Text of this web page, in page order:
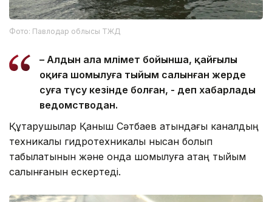
Фото: Павлодар облысы ТЖД
– Алдын ала мәлімет бойынша, қайғылы
оқиға шомылуға тыйым салынған жерде
суға түсу кезінде болған, - деп хабарлады
ведомстводан.
Құтқарушылар Қаныш Сәтбаев атындағы каналдың
техникалық гидротехникалық нысан болып
табылатынын және онда шомылуға қатаң тыйым
салынғанын ескертеді.